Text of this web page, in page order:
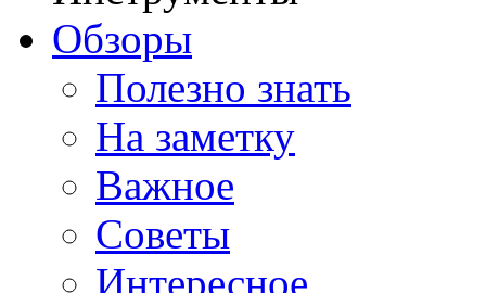
Обзоры
Полезно знать
На заметку
Важное
Советы
Интересное